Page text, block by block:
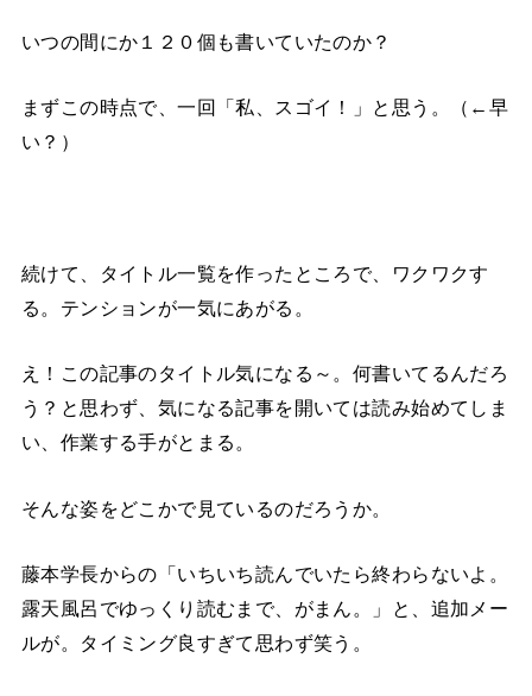
いつの間にか１２０個も書いていたのか？
まずこの時点で、一回「私、スゴイ！」と思う。（←早
い？）
続けて、タイトル一覧を作ったところで、ワクワクす
る。テンションが一気にあがる。
え！この記事のタイトル気になる～。何書いてるんだろ
う？と思わず、気になる記事を開いては読み始めてしま
い、作業する手がとまる。
そんな姿をどこかで見ているのだろうか。
藤本学長からの「いちいち読んでいたら終わらないよ。
露天風呂でゆっくり読むまで、がまん。」と、追加メー
ルが。タイミング良すぎて思わず笑う。